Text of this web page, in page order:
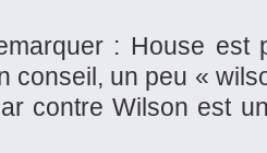
: House est
conseil, un peu «
contre Wilson est